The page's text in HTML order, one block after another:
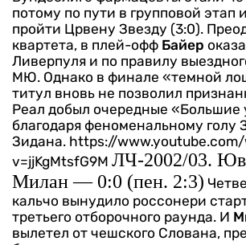
потому по пути в групповой этап
пройти Црвену Звезду (3:0).
квартета, в плей-офф Байер
Ливерпуля и по правилу
МЮ. Однако в финале «темной
титул вновь не позволил
Реал добыл очередные «Большие
благодаря феноменальному голу
Зидана. https://
v=jjKgMtsfG9M ЛЧ-2002/03.
Милан — 0:0 (пен. 2:3)
кальчо вынудило россонери
третьего отборочного раунда. И
вылетел от чешского Слована,